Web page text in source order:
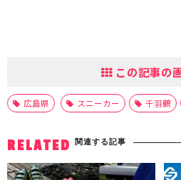
この記事の
広島県 スニーカー 千羽鶴
RELATED 関連する記事